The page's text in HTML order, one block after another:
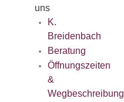
uns
K.
Breidenbach
Beratung
Öffnungszeiten
&
Wegbeschreibung